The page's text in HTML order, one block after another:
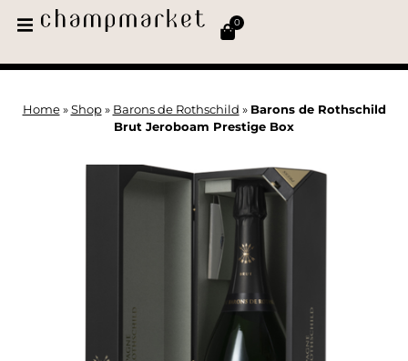
0
Home» Shop» Barons de Rothschild » Barons de Rothschild
Brut Jeroboam Prestige Box